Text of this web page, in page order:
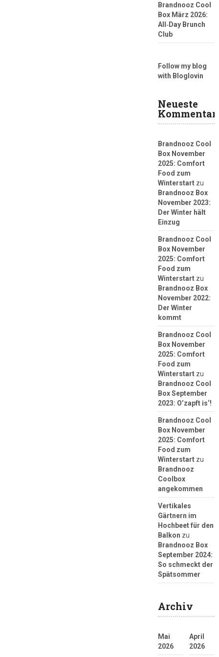
Brandnooz Cool
Box März 2026:
All‑Day Brunch
Club
Follow my blog
with Bloglovin
Neueste
Brandnooz Cool
Box November
2025: Comfort
Food zum
Winterstartzu
Brandnooz Box
November 2023:
Der Winter hält
Einzug
Brandnooz Cool
Box November
2025: Comfort
Food zum
Winterstartzu
Brandnooz Box
November 2022:
Der Winter
kommt
Brandnooz Cool
Box November
2025: Comfort
Food zum
Winterstartzu
Brandnooz Cool
Box September
2023: O’zapft is‘!
Brandnooz Cool
Box November
2025: Comfort
Food zum
Winterstartzu
Brandnooz
Coolbox
angekommen
Vertikales
Gärtnern im
Hochbeet für den
Balkon zu
Brandnooz Box
September 2024:
So schmeckt der
Spätsommer
Archiv
Mai
2026
April
2026